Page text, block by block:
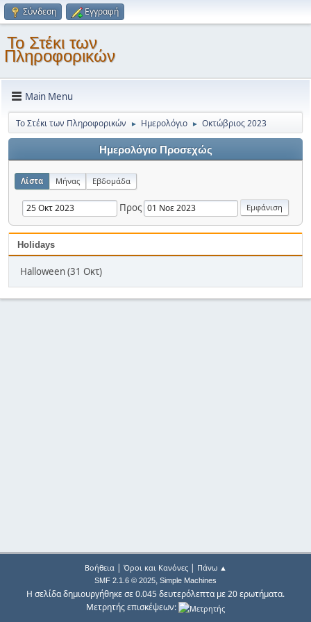
Σύνδεση Εγγραφή
Το Στέκι των
Πληροφορικών
Main Menu
Το Στέκι των Πληροφορικών ► Ημερολόγιο ► Οκτώβριος 2023
Ημερολόγιο Προσεχώς
Λίστα Μήνας Εβδομάδα
Προς
Holidays
Halloween (31 Οκτ)
Βοήθεια| Όροι και Κανόνες| Πάνω ▲
SMF 2.1.6 © 2025, Simple Machines
Η σελίδα δημιουργήθηκε σε 0.045 δευτερόλεπτα με 20 ερωτήματα.
Μετρητής επισκέψεων: